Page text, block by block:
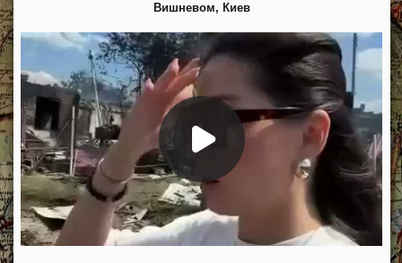
Вишневом, Киев